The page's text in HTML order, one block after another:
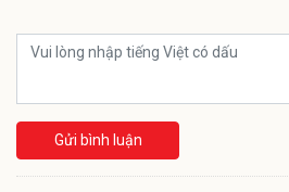
Gửi bình luận